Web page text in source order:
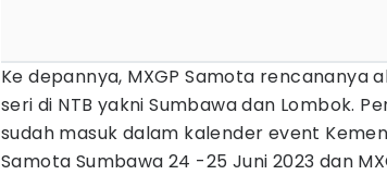
Ke depannya, MXGP Samota rencananya
seri di NTB yakni Sumbawa dan Lombok.
sudah masuk dalam kalender event
Samota Sumbawa 24 -25 Juni 2023 dan